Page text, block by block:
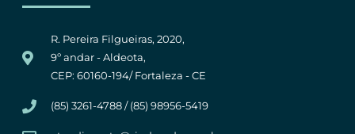
R. Pereira Filgueiras, 2020,
9º andar - Aldeota,
CEP: 60160-194/ Fortaleza - CE
(85) 3261-4788 / (85) 98956-5419